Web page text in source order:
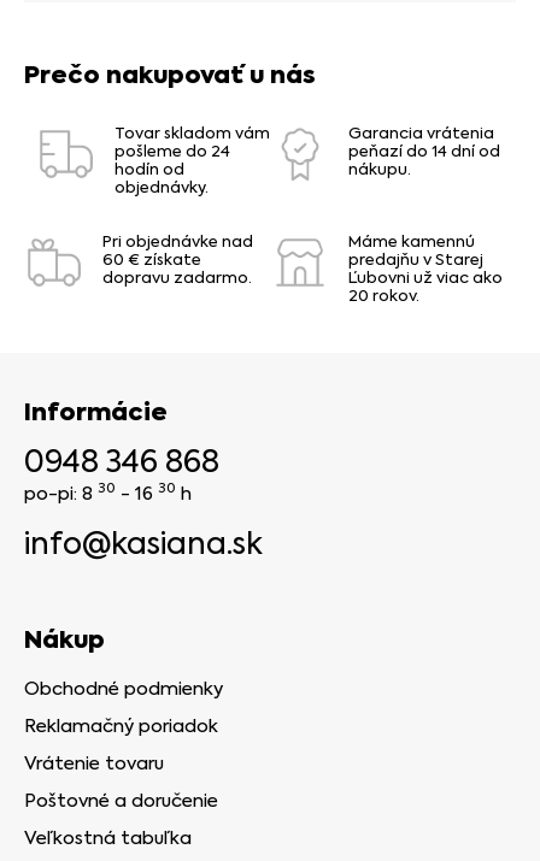
Prečo nakupovať u nás
Tovar skladom vám
pošleme do 24
hodín od
objednávky.
Garancia vrátenia
peňazí do 14 dní od
nákupu.
Pri objednávke nad
60 € získate
dopravu zadarmo.
Máme kamennú
predajňu v Starej
Ľubovni už viac ako
20 rokov.
Informácie
0948 346 868
po-pi: 8 30 - 16 30 h
info@kasiana.sk
Nákup
Obchodné podmienky
Reklamačný poriadok
Vrátenie tovaru
Poštovné a doručenie
Veľkostná tabuľka